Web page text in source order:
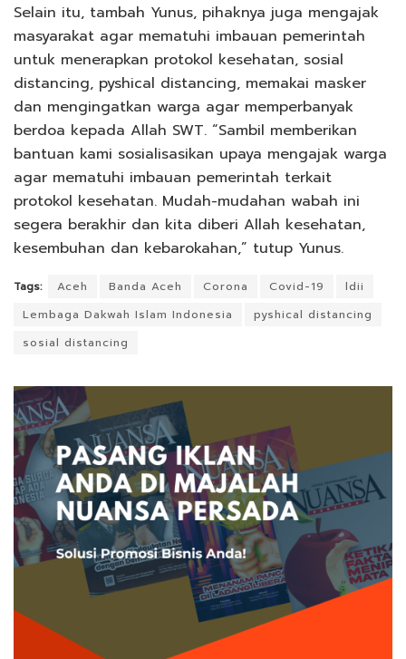
Selain itu, tambah Yunus, pihaknya juga mengajak
masyarakat agar mematuhi imbauan pemerintah
untuk menerapkan protokol kesehatan, sosial
distancing, pyshical distancing, memakai masker
dan mengingatkan warga agar memperbanyak
berdoa kepada Allah SWT. “Sambil memberikan
bantuan kami sosialisasikan upaya mengajak warga
agar mematuhi imbauan pemerintah terkait
protokol kesehatan. Mudah-mudahan wabah ini
segera berakhir dan kita diberi Allah kesehatan,
kesembuhan dan kebarokahan,” tutup Yunus.
Tags: Aceh Banda Aceh Corona Covid-19
ldii
Lembaga Dakwah Islam Indonesia
pyshical distancing
sosial distancing